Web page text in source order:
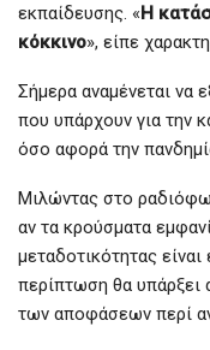
εκπαίδευσης. «Η
κόκκινο», είπε
Σήμερα αναμένεται να
που υπάρχουν για την
όσο αφορά την
Μιλώντας στο
αν τα κρούσματα
μεταδοτικότητας
περίπτωση θα υπάρξει
των αποφάσεων περί